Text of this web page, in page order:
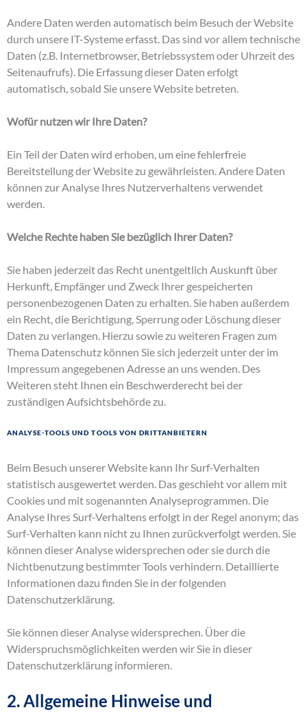
Andere Daten werden automatisch beim Besuch der Website
durch unsere IT-Systeme erfasst. Das sind vor allem technische
Daten (z.B. Internetbrowser, Betriebssystem oder Uhrzeit des
Seitenaufrufs). Die Erfassung dieser Daten erfolgt
automatisch, sobald Sie unsere Website betreten.
Wofür nutzen wir Ihre Daten?
Ein Teil der Daten wird erhoben, um eine fehlerfreie
Bereitstellung der Website zu gewährleisten. Andere Daten
können zur Analyse Ihres Nutzerverhaltens verwendet
werden.
Welche Rechte haben Sie bezüglich Ihrer Daten?
Sie haben jederzeit das Recht unentgeltlich Auskunft über
Herkunft, Empfänger und Zweck Ihrer gespeicherten
personenbezogenen Daten zu erhalten. Sie haben außerdem
ein Recht, die Berichtigung, Sperrung oder Löschung dieser
Daten zu verlangen. Hierzu sowie zu weiteren Fragen zum
Thema Datenschutz können Sie sich jederzeit unter der im
Impressum angegebenen Adresse an uns wenden. Des
Weiteren steht Ihnen ein Beschwerderecht bei der
zuständigen Aufsichtsbehörde zu.
Analyse-Tools und Tools von Drittanbietern
Beim Besuch unserer Website kann Ihr Surf-Verhalten
statistisch ausgewertet werden. Das geschieht vor allem mit
Cookies und mit sogenannten Analyseprogrammen. Die
Analyse Ihres Surf-Verhaltens erfolgt in der Regel anonym; das
Surf-Verhalten kann nicht zu Ihnen zurückverfolgt werden. Sie
können dieser Analyse widersprechen oder sie durch die
Nichtbenutzung bestimmter Tools verhindern. Detaillierte
Informationen dazu finden Sie in der folgenden
Datenschutzerklärung.
Sie können dieser Analyse widersprechen. Über die
Widerspruchsmöglichkeiten werden wir Sie in dieser
Datenschutzerklärung informieren.
2. Allgemeine Hinweise und